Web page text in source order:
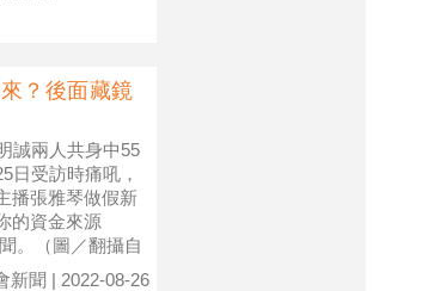
？後面藏鏡
誠兩人共身中55
日受訪時痛吼，
播張雅琴做假新
的資金來源
。（圖／翻攝自
新聞 | 2022-08-26